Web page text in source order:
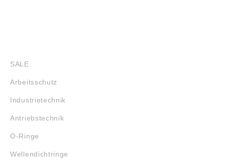
SALE
Arbeitsschutz
Industrietechnik
Antriebstechnik
O-Ringe
Wellendichtringe